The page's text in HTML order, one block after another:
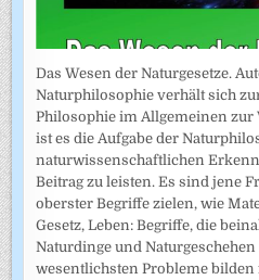
Das Wesen der Naturgesetze.
Naturphilosophie verhält sich
Philosophie im Allgemeinen zur
ist es die Aufgabe der
naturwissenschaftlichen
Beitrag zu leisten. Es sind jene
oberster Begriffe zielen, wie
Gesetz, Leben: Begriffe, die
Naturdinge und
wesentlichsten Probleme